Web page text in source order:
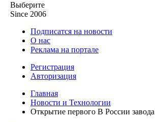
Выберите
Since 2006
Подписатся на новости
О нас
Реклама на портале
Регистрация
Авторизация
Главная
Новости и Технологии
Открытие первого В России